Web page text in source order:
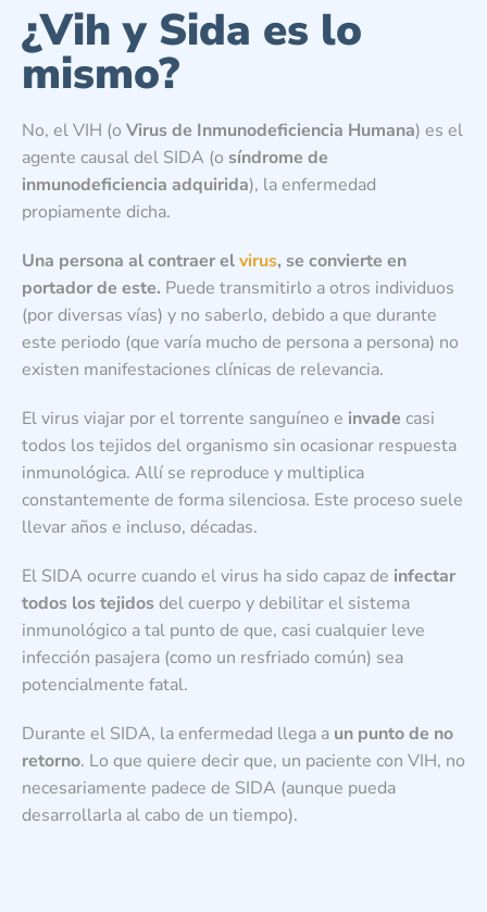
¿Vih y Sida es lo
mismo?
No, el VIH (o Virus de Inmunodeficiencia Humana) es el
agente causal del SIDA (o síndrome de
inmunodeficiencia adquirida), la enfermedad
propiamente dicha.
Una persona al contraer elvirus, se convierte en
portador de este. Puede transmitirlo a otros individuos
(por diversas vías) y no saberlo, debido a que durante
este periodo (que varía mucho de persona a persona) no
existen manifestaciones clínicas de relevancia.
El virus viajar por el torrente sanguíneo e invade casi
todos los tejidos del organismo sin ocasionar respuesta
inmunológica. Allí se reproduce y multiplica
constantemente de forma silenciosa. Este proceso suele
llevar años e incluso, décadas.
El SIDA ocurre cuando el virus ha sido capaz de infectar
todos los tejidos del cuerpo y debilitar el sistema
inmunológico a tal punto de que, casi cualquier leve
infección pasajera (como un resfriado común) sea
potencialmente fatal.
Durante el SIDA, la enfermedad llega a un punto de no
retorno. Lo que quiere decir que, un paciente con VIH, no
necesariamente padece de SIDA (aunque pueda
desarrollarla al cabo de un tiempo).